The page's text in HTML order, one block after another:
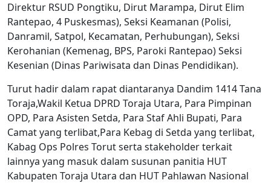
Direktur RSUD Pongtiku, Dirut Marampa, Dirut Elim
Rantepao, 4 Puskesmas), Seksi Keamanan (Polisi,
Danramil, Satpol, Kecamatan, Perhubungan), Seksi
Kerohanian (Kemenag, BPS, Paroki Rantepao) Seksi
Kesenian (Dinas Pariwisata dan Dinas Pendidikan).
Turut hadir dalam rapat diantaranya Dandim 1414 Tana
Toraja,Wakil Ketua DPRD Toraja Utara, Para Pimpinan
OPD, Para Asisten Setda, Para Staf Ahli Bupati, Para
Camat yang terlibat,Para Kebag di Setda yang terlibat,
Kabag Ops Polres Torut serta stakeholder terkait
lainnya yang masuk dalam susunan panitia HUT
Kabupaten Toraja Utara dan HUT Pahlawan Nasional